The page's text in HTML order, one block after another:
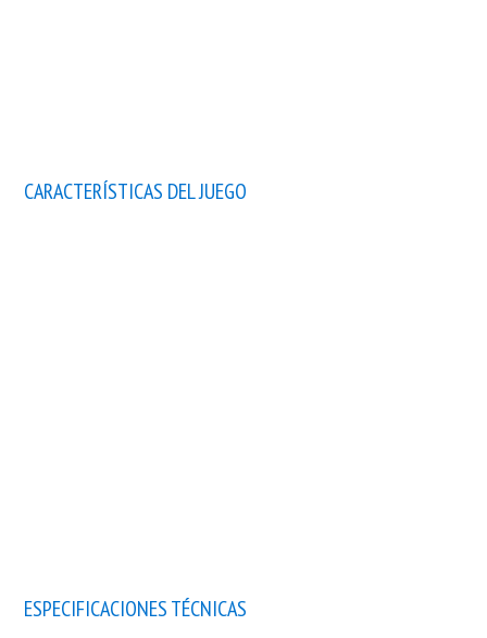
CARACTERÍSTICAS DEL JUEGO
ESPECIFICACIONES TÉCNICAS